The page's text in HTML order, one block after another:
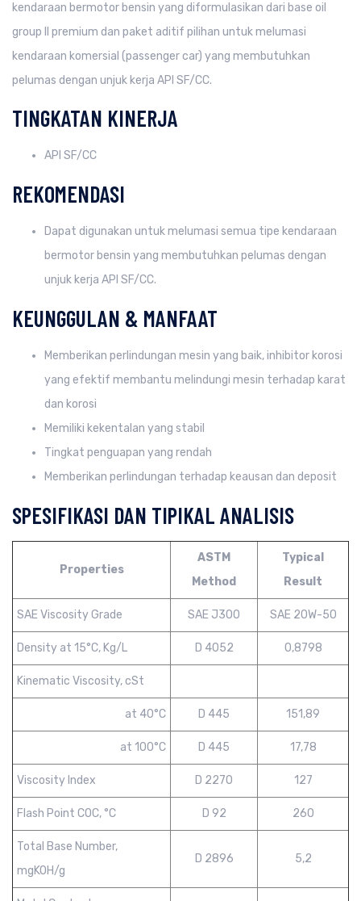
kendaraan bermotor bensin yang diformulasikan dari base oil
group II premium dan paket aditif pilihan untuk melumasi
kendaraan komersial (passenger car) yang membutuhkan
pelumas dengan unjuk kerja API SF/CC.
TINGKATAN KINERJA
API SF/CC
REKOMENDASI
Dapat digunakan untuk melumasi semua tipe kendaraan
bermotor bensin yang membutuhkan pelumas dengan
unjuk kerja API SF/CC.
KEUNGGULAN & MANFAAT
Memberikan perlindungan mesin yang baik, inhibitor korosi
yang efektif membantu melindungi mesin terhadap karat
dan korosi
Memiliki kekentalan yang stabil
Tingkat penguapan yang rendah
Memberikan perlindungan terhadap keausan dan deposit
SPESIFIKASI DAN TIPIKAL ANALISIS
Properties
ASTM
Method
Typical
Result
SAE Viscosity Grade SAE J300 SAE 20W-50
Density at 15°C, Kg/L D 4052 0,8798
Kinematic Viscosity, cSt
at 40°C D 445 151,89
at 100°C D 445 17,78
Viscosity Index D 2270 127
Flash Point COC, °C D 92 260
Total Base Number,
mgKOH/g
D 2896 5,2